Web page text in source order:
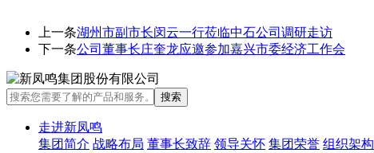
上一条湖州市副市长闵云一行莅临中石公司调研走访
下一条公司董事长庄奎龙应邀参加嘉兴市委经济工作会
走进新凤鸣
集团简介 战略布局 董事长致辞 领导关怀 集团荣誉 组织架构